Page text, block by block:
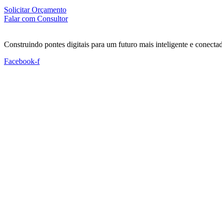
Solicitar Orçamento
Falar com Consultor
Construindo pontes digitais para um futuro mais inteligente e
Facebook-f